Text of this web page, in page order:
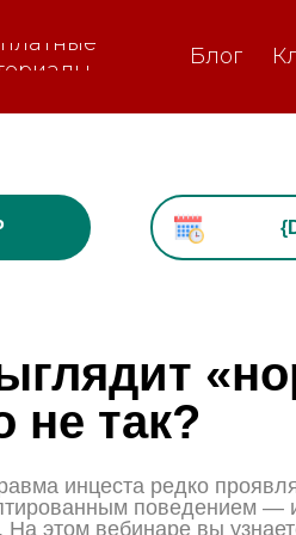
Блог
инцеста редко
поведением —
На этом вебинаре вы
не так?